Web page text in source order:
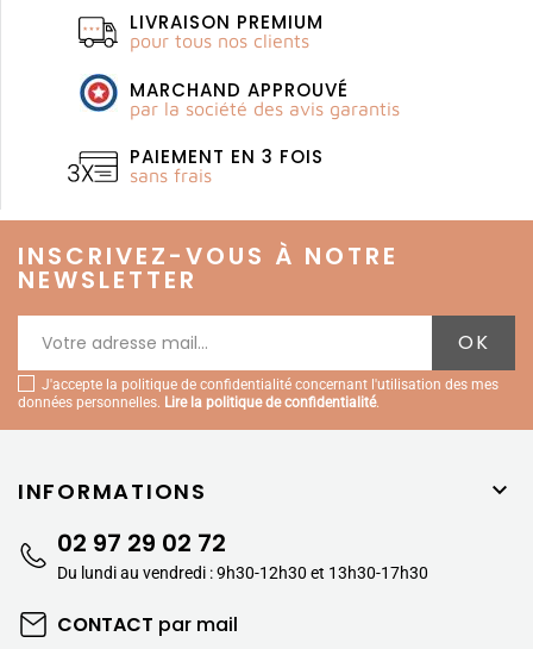
LIVRAISON PREMIUM
pour tous nos clients
MARCHAND APPROUVÉ
par la société des avis garantis
PAIEMENT EN 3 FOIS
sans frais
INSCRIVEZ-VOUS À NOTRE
NEWSLETTER
J'accepte la politique de confidentialité concernant l'utilisation des mes
données personnelles. Lire la politique de confidentialité.
INFORMATIONS 
02 97 29 02 72
Du lundi au vendredi : 9h30-12h30 et 13h30-17h30
CONTACT par mail